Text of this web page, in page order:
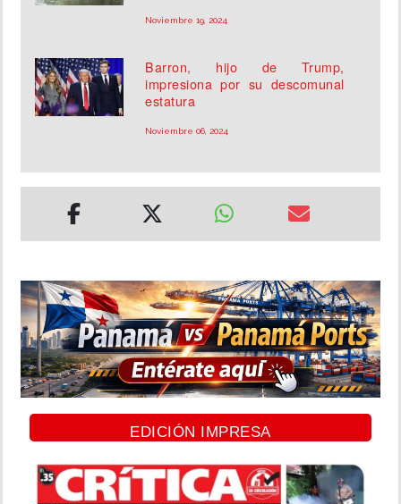
Noviembre 19, 2024
Barron, hijo de Trump,
impresiona por su descomunal
estatura
Noviembre 06, 2024
EDICIÓN IMPRESA